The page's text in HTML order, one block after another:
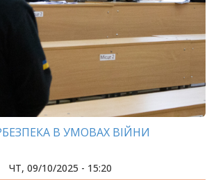
В УМОВАХ ВІЙНИ
ЧТ, 09/10/2025 - 15:20